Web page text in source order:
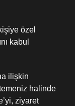
özel
kabul
ilişkin
halinde
ziyaret